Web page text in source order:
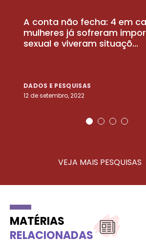
A conta não fecha: 4 em
mulheres já sofreram
sexual e viveram situaçõ...
DADOS E PESQUISAS
12 de setembro, 2022
VEJA MAIS PESQUISAS
MATÉRIAS
RELACIONADAS